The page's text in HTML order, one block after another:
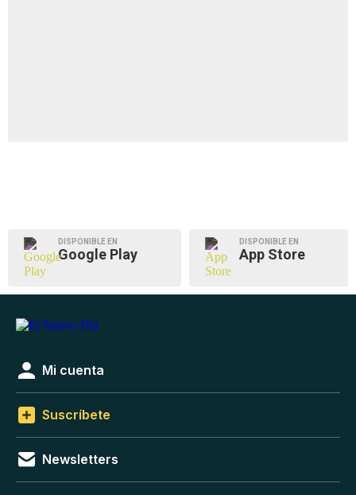
DISPONIBLE EN
Google Play
DISPONIBLE EN
App Store
Mi cuenta
Suscríbete
Newsletters